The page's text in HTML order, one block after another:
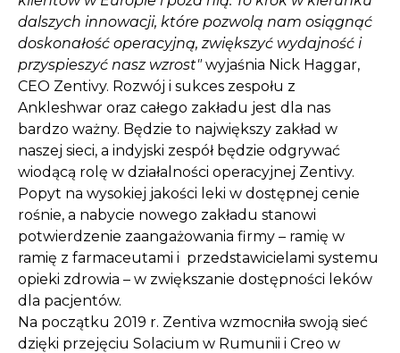
dalszych innowacji, które pozwolą nam osiągnąć
doskonałość operacyjną, zwiększyć wydajność i
przyspieszyć nasz wzrost"wyjaśnia Nick Haggar,
CEO Zentivy. Rozwój i sukces zespołu z
Ankleshwar oraz całego zakładu jest dla nas
bardzo ważny. Będzie to największy zakład w
naszej sieci, a indyjski zespół będzie odgrywać
wiodącą rolę w działalności operacyjnej Zentivy.
Popyt na wysokiej jakości leki w dostępnej cenie
rośnie, a nabycie nowego zakładu stanowi
potwierdzenie zaangażowania firmy – ramię w
ramię z farmaceutami i przedstawicielami systemu
opieki zdrowia – w zwiększanie dostępności leków
dla pacjentów.
Na początku 2019 r. Zentiva wzmocniła swoją sieć
dzięki przejęciu Solacium w Rumunii i Creo w